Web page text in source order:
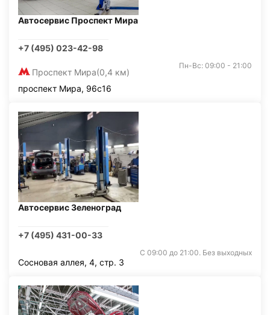
Автосервис Проспект Мира
+7 (495) 023-42-98
Проспект Мира(0,4 км)
Пн-Вс: 09:00 - 21:00
проспект Мира, 96с16
Автосервис Зеленоград
+7 (495) 431-00-33
С 09:00 до 21:00. Без выходных
Сосновая аллея, 4, стр. 3